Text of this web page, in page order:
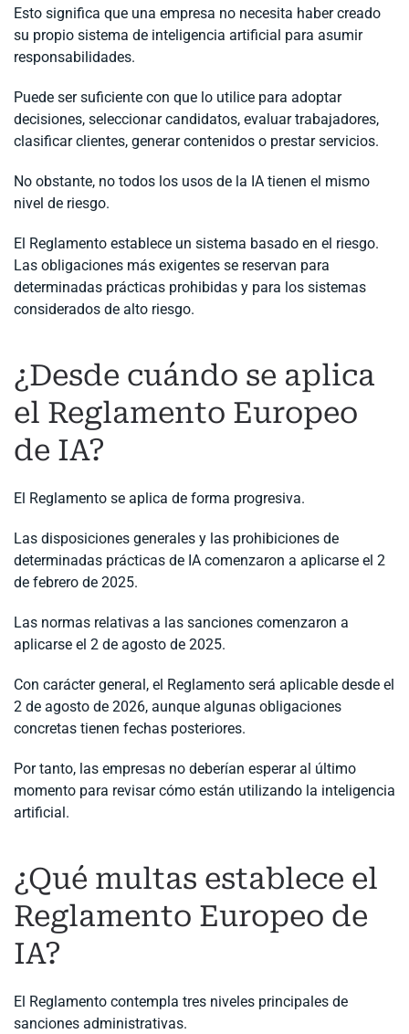
Esto significa que una empresa no necesita haber creado
su propio sistema de inteligencia artificial para asumir
responsabilidades.
Puede ser suficiente con que lo utilice para adoptar
decisiones, seleccionar candidatos, evaluar trabajadores,
clasificar clientes, generar contenidos o prestar servicios.
No obstante, no todos los usos de la IA tienen el mismo
nivel de riesgo.
El Reglamento establece un sistema basado en el riesgo.
Las obligaciones más exigentes se reservan para
determinadas prácticas prohibidas y para los sistemas
considerados de alto riesgo.
¿Desde cuándo se aplica
el Reglamento Europeo
de IA?
El Reglamento se aplica de forma progresiva.
Las disposiciones generales y las prohibiciones de
determinadas prácticas de IA comenzaron a aplicarse el 2
de febrero de 2025.
Las normas relativas a las sanciones comenzaron a
aplicarse el 2 de agosto de 2025.
Con carácter general, el Reglamento será aplicable desde el
2 de agosto de 2026, aunque algunas obligaciones
concretas tienen fechas posteriores.
Por tanto, las empresas no deberían esperar al último
momento para revisar cómo están utilizando la inteligencia
artificial.
¿Qué multas establece el
Reglamento Europeo de
IA?
El Reglamento contempla tres niveles principales de
sanciones administrativas.